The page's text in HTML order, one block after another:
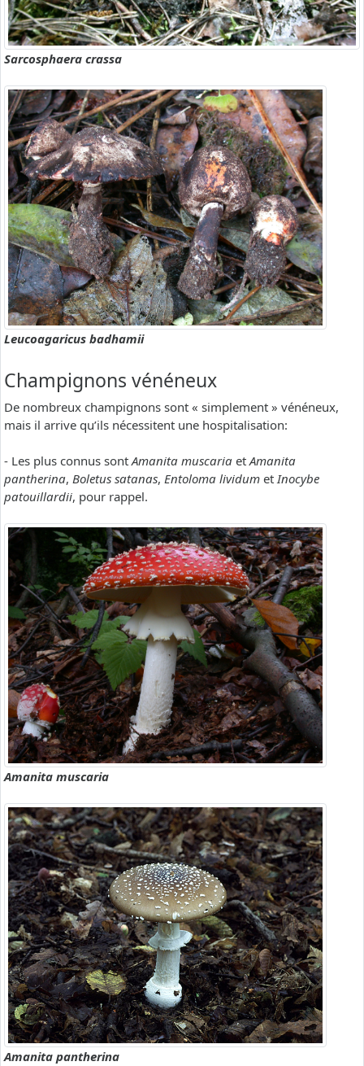
Sarcosphaera crassa
Leucoagaricus badhamii
Champignons vénéneux
De nombreux champignons sont « simplement » vénéneux,
mais il arrive qu’ils nécessitent une hospitalisation:
- Les plus connus sontAmanita muscaria etAmanita
pantherina, Boletus satanas, Entoloma lividum etInocybe
patouillardii, pour rappel.
Amanita muscaria
Amanita pantherina